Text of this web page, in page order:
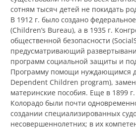
сотням тысяч детей не покидать
В 1912 г. было создано
(Children’s Bureau), а в 1935 г.
общественной безопасности
предусматривающий
программ социальной защиты и
Программу помощи нуждающимся
Dependent Children program),
материнские пособия. Еще в 1899
Колорадо были почти
создании специализированных
несовершеннолетних; в их